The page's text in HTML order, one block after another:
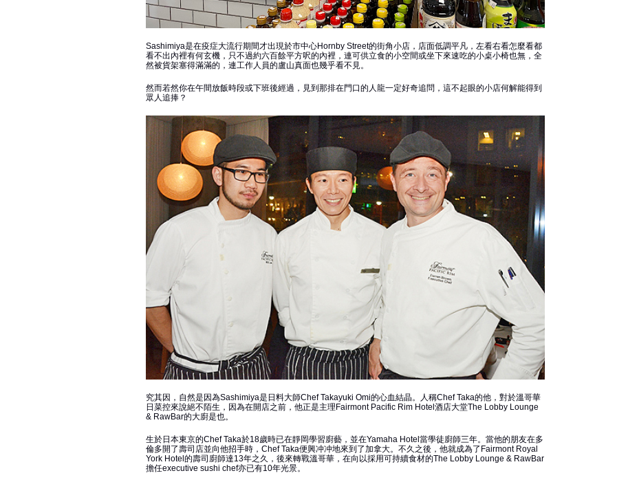
Sashimiya是在疫症大流行期間才出現於市中心Hornby Street的街角小店，店面低調平凡，左看右看怎麼看都
看不出內裡有何玄機，只不過約六百餘平方呎的內裡，連可供立食的小空間或坐下來速吃的小桌小椅也無，全
然被貨架塞得滿滿的，連工作人員的盧山真面也幾乎看不見。
然而若然你在午間放飯時段或下班後經過，見到那排在門口的人龍一定好奇追問，這不起眼的小店何解能得到
眾人追捧？
究其因，自然是因為Sashimiya是日料大師Chef Takayuki Omi的心血結晶。人稱Chef Taka的他，對於溫哥華
日菜控來說絕不陌生，因為在開店之前，他正是主理Fairmont Pacific Rim Hotel酒店大堂The Lobby Lounge
& RawBar的大廚是也。
生於日本東京的Chef Taka於18歲時已在靜岡學習廚藝，並在Yamaha Hotel當學徒廚師三年。當他的朋友在多
倫多開了壽司店並向他招手時，Chef Taka便興冲冲地來到了加拿大。不久之後，他就成為了Fairmont Royal
York Hotel的壽司廚師達13年之久，後來轉戰溫哥華，在向以採用可持續食材的The Lobby Lounge & RawBar
擔任executive sushi chef亦已有10年光景。